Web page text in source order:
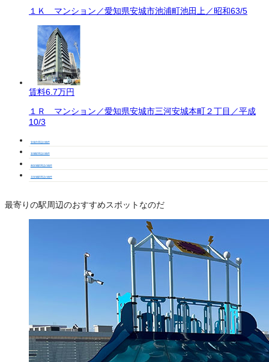
１Ｋ マンション／愛知県安城市池浦町池田上／昭和63/5
賃料6.7万円
１Ｒ マンション／愛知県安城市三河安城本町２丁目／平成
10/3
安城市周辺の物件
安城駅周辺の物件
南安城駅周辺の物件
北安城駅周辺の物件
最寄りの駅周辺のおすすめスポットなのだ